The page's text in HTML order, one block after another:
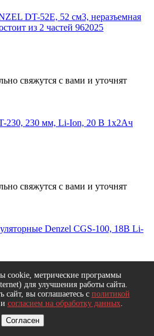
DT-52E, 52 см3, неразъемная
из 2 частей 962025
свяжутся с вами и уточнят
230, 230 мм, Li-Ion, 20 В 1x2Ач
свяжутся с вами и уточнят
Denzel CGS-100, 18В Li-
свяжутся с вами и уточнят
cookie, метрические программы
для улучшения работы сайта.
сайт, вы соглашаетесь с политикой
и согласием на обработку данных.
Согласен